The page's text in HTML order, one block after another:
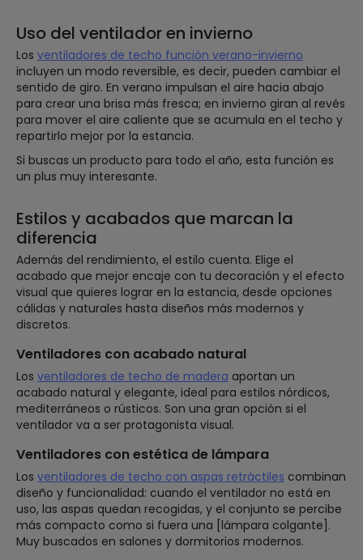
Uso del ventilador en invierno
Los ventiladores de techo función verano-invierno
incluyen un modo reversible, es decir, pueden cambiar el
sentido de giro. En verano impulsan el aire hacia abajo
para crear una brisa más fresca; en invierno giran al revés
para mover el aire caliente que se acumula en el techo y
repartirlo mejor por la estancia.
Si buscas un producto para todo el año, esta función es
un plus muy interesante.
Estilos y acabados que marcan la
diferencia
Además del rendimiento, el estilo cuenta. Elige el
acabado que mejor encaje con tu decoración y el efecto
visual que quieres lograr en la estancia, desde opciones
cálidas y naturales hasta diseños más modernos y
discretos.
Ventiladores con acabado natural
Los ventiladores de techo de madera aportan un
acabado natural y elegante, ideal para estilos nórdicos,
mediterráneos o rústicos. Son una gran opción si el
ventilador va a ser protagonista visual.
Ventiladores con estética de lámpara
Los ventiladores de techo con aspas retráctiles combinan
diseño y funcionalidad: cuando el ventilador no está en
uso, las aspas quedan recogidas, y el conjunto se percibe
más compacto como si fuera una [lámpara colgante].
Muy buscados en salones y dormitorios modernos.